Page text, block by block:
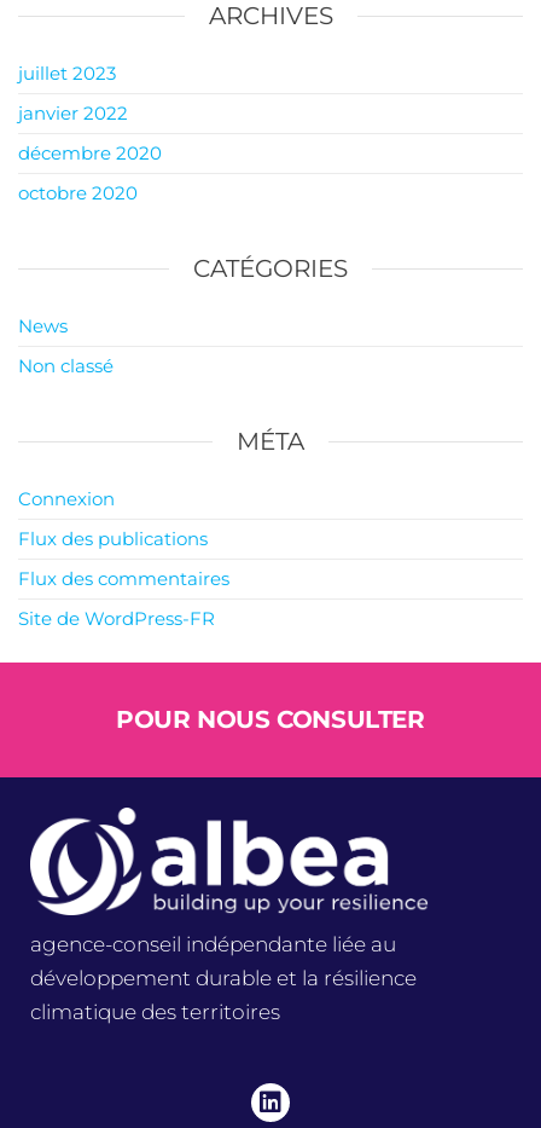
ARCHIVES
juillet 2023
janvier 2022
décembre 2020
octobre 2020
CATÉGORIES
News
Non classé
MÉTA
Connexion
Flux des publications
Flux des commentaires
Site de WordPress-FR
POUR NOUS CONSULTER
agence-conseil indépendante liée au
développement durable et la résilience
climatique des territoires